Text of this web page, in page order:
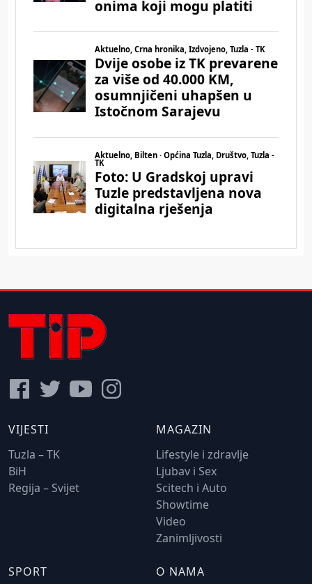
VIJESTI
Tuzla – TK
BiH
Regija – Svijet
MAGAZIN
Lifestyle i zdravlje
Ljubav i Sex
Scitech i Auto
Showtime
Video
Zanimljivosti
SPORT O NAMA